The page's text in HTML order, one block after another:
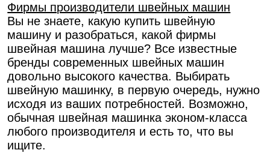
Фирмы производители швейных машин
Вы не знаете, какую купить швейную
машину и разобраться, какой фирмы
швейная машина лучше? Все известные
бренды современных швейных машин
довольно высокого качества. Выбирать
швейную машинку, в первую очередь, нужно
исходя из ваших потребностей. Возможно,
обычная швейная машинка эконом-класса
любого производителя и есть то, что вы
ищите.